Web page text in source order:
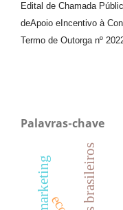
Edital de Chamada
deApoio e Incentivo à
Termo de Outorga nº
Palavras-chave